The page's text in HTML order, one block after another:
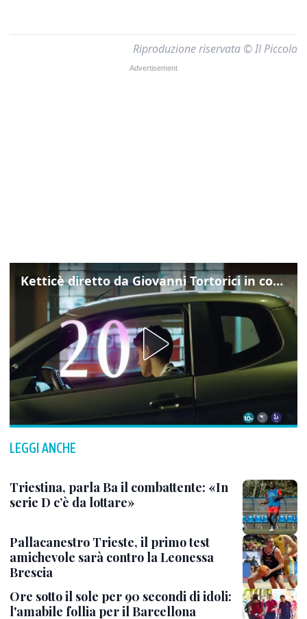
Riproduzione riservata © Il Piccolo
Ketticè diretto da Giovanni Tortorici in concorso al Locarno Film Festival
LEGGI ANCHE
Triestina, parla Ba il combattente: «In
serie D c’è da lottare»
Pallacanestro Trieste, il primo test
amichevole sarà contro la Leonessa
Brescia
Ore sotto il sole per 90 secondi di idoli:
l'amabile follia per il Barcellona